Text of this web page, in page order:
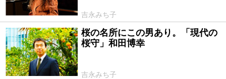
吉永みち子
2020/04/23
桜の名所にこの男あり。「現代の
桜守」和田博幸
吉永みち子